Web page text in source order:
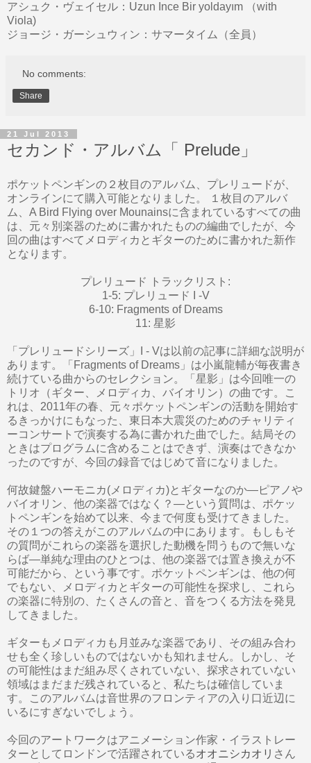
アシュク・ヴェイセル：Uzun Ince Bir yoldayım （with
Viola)
ジョージ・ガーシュウィン：サマータイム（全員）
No comments:
Share
21 Jul 2013
セカンド・アルバム「 Prelude」
ポケットペンギンの２枚目のアルバム、プレリュードが、
オンラインにて購入可能となりました。 １枚目のアルバ
ム、A Bird Flying over Mounainsに含まれているすべての曲
は、元々別楽器のために書かれたものの編曲でしたが、今
回の曲はすべてメロディカとギターのために書かれた新作
となります。
プレリュード トラックリスト:
1-5: プレリュード I -V
6-10: Fragments of Dreams
11: 星影
「プレリュードシリーズ」I - Vは以前の記事に詳細な説明が
あります。「Fragments of Dreams」は小嵐龍輔が毎夜書き
続けている曲からのセレクション。「星影」は今回唯一の
トリオ（ギター、メロディカ、バイオリン）の曲です。こ
れは、2011年の春、元々ポケットペンギンの活動を開始す
るきっかけにもなった、東日本大震災のためのチャリティ
ーコンサートで演奏する為に書かれた曲でした。結局その
ときはプログラムに含めることはできず、演奏はできなか
ったのですが、今回の録音ではじめて音になりました。
何故鍵盤ハーモニカ(メロディカ)とギターなのか—ピアノや
バイオリン、他の楽器ではなく？—という質問は、ポケッ
トペンギンを始めて以来、今まで何度も受けてきました。
その１つの答えがこのアルバムの中にあります。もしもそ
の質問がこれらの楽器を選択した動機を問うもので無いな
らば—単純な理由のひとつは、他の楽器では置き換えが不
可能だから、という事です。ポケットペンギンは、他の何
でもない、メロディカとギターの可能性を探求し、これら
の楽器に特別の、たくさんの音と、音をつくる方法を発見
してきました。
ギターもメロディカも月並みな楽器であり、その組み合わ
せも全く珍しいものではないかも知れません。しかし、そ
の可能性はまだ組み尽くされていない、探求されていない
領域はまだまだ残されていると、私たちは確信していま
す。このアルバムは音世界のフロンティアの入り口近辺に
いるにすぎないでしょう。
今回のアートワークはアニメーション作家・イラストレー
ターとしてロンドンで活躍されているオオニシカオリ さん